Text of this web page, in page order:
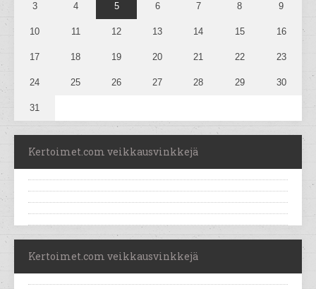
3 4 5 6 7 8 9
10 11 12 13 14 15 16
17 18 19 20 21 22 23
24 25 26 27 28 29 30
31
Kertoimet.com veikkausvinkkejä
Kertoimet.com veikkausvinkkejä